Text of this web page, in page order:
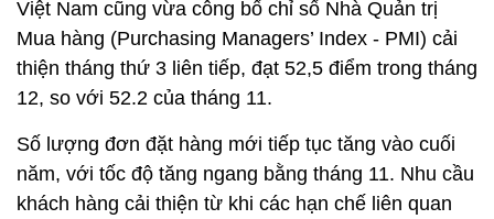
tiếp tục tạo động lực tăng số lượng đơn đặt hàng
mới. Số lượng đơn đặt hàng xuất khẩu mới cũng
tăng, và tốc độ tăng nhanh hơn thành mức cao của
tám tháng.
Nhiều công ty chứng khoán dự báo tích cực về thị
trường chứng khoán và chỉ số VN-Index sẽ vượt
ngưỡng 1.500 điểm.